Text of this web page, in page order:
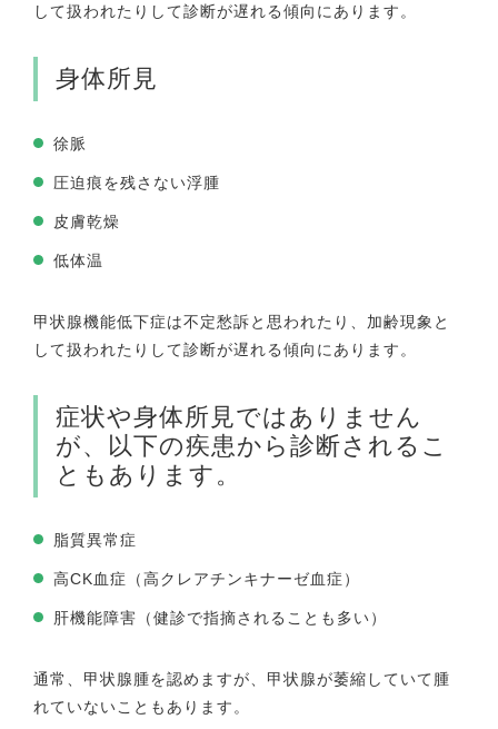
して扱われたりして診断が遅れる傾向にあります。
身体所見
徐脈
圧迫痕を残さない浮腫
皮膚乾燥
低体温
甲状腺機能低下症は不定愁訴と思われたり、加齢現象と
して扱われたりして診断が遅れる傾向にあります。
症状や身体所見ではありません
が、以下の疾患から診断されるこ
ともあります。
脂質異常症
高CK血症（高クレアチンキナーゼ血症）
肝機能障害（健診で指摘されることも多い）
通常、甲状腺腫を認めますが、甲状腺が萎縮していて腫
れていないこともあります。